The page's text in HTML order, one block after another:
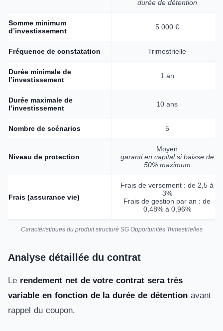
durée de détention
Somme minimum
d’investissement
5 000 €
Fréquence de constatation Trimestrielle
Durée minimale de
l’investissement
1 an
Durée maximale de
l’investissement
10 ans
Nombre de scénarios 5
Niveau de protection
Moyen
garanti en capital si baisse de
50% maximum
Frais (assurance vie)
Frais de versement : de 2,5 à
3%
Frais de gestion par an : de
0,48% à 0,96%
Caractéristiques du produit structuré SG Opportunités Trimestrielles
Analyse détaillée du contrat
Le rendement net de votre contrat sera très
variable en fonction de la durée de détentionavant
rappel du coupon.